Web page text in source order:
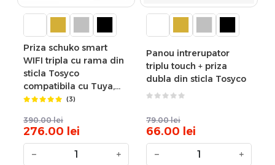
Priza schuko smart
WIFI tripla cu rama din
sticla Tosyco
compatibila cu Tuya,
Google Home, Amazon
(3)
390.00 lei
276.00 lei
− +
Panou intrerupator
triplu touch + priza
dubla din sticla Tosyco
79.00 lei
66.00 lei
− +